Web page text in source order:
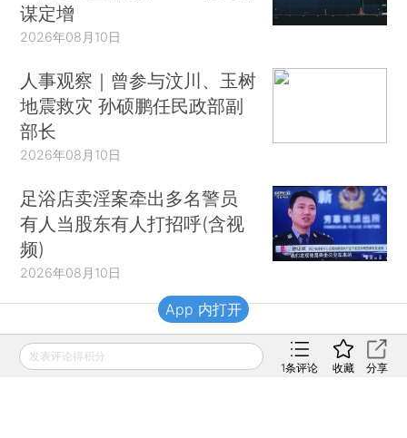
谋定增
2026年08月10日
人事观察｜曾参与汶川、玉树
地震救灾 孙硕鹏任民政部副
部长
2026年08月10日
足浴店卖淫案牵出多名警员
有人当股东有人打招呼(含视
频)
2026年08月10日
财新移动
发表评论得积分
1条评论 收藏 分享
App 内打开